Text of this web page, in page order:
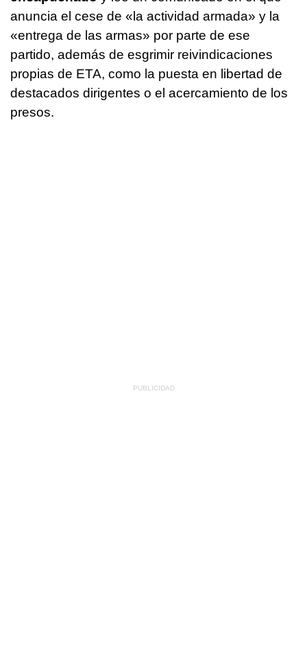
anuncia el cese de «la actividad armada» y la
«entrega de las armas» por parte de ese
partido, además de esgrimir reivindicaciones
propias de ETA, como la puesta en libertad de
destacados dirigentes o el acercamiento de los
presos.